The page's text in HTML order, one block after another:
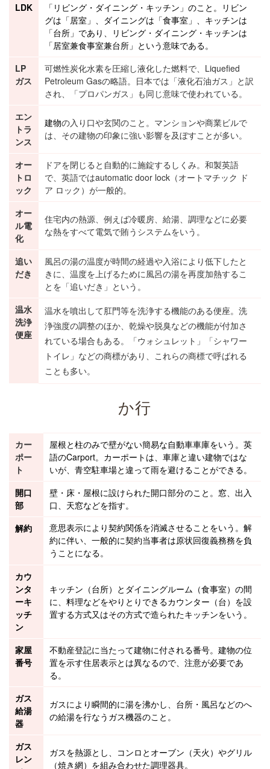
LDK
「リビング・ダイニング・キッチン」のこと。リビン
グは「居室 」、ダイニングは「食事室」、キッチンは
「台所」であり、リビング・ダイニング・キッチンは
「居室兼食事室兼台所」という意味である。
LP
ガス
可燃性炭化水素を圧縮し液化した燃料で、Liquefied
Petroleum Gasの略語。日本では「液化石油ガス」と訳
され、「プロパンガス」も同じ意味で使われている。
エン
トラ
ンス
建物の入り口や玄関のこと。マンションや商業ビルで
は、その建物の印象に強い影響を及ぼすことが多い。
オー
トロ
ック
ドアを閉じると自動的に施錠するしくみ。和製英語
で、英語ではautomatic door lock（オートマチック ド
ア ロック）が一般的。
オー
ル電
化
住宅内の熱源、例えば冷暖房、給湯、調理などに必要
な熱をすべて電気で賄うシステムをいう。
追い
だき
風呂の湯の温度が時間の経過や入浴により低下したと
きに、温度を上げるために風呂の湯を再度加熱するこ
とを「追いだき」という。
温水
洗浄
便座
温水を噴出して肛門等を洗浄する機能のある便座。洗
浄強度の調整のほか、乾燥や脱臭などの機能が付加さ
れている場合もある。「ウォシュレット」「シャワー
トイレ」などの商標があり、これらの商標で呼ばれる
ことも多い。
か行
カー
ポー
ト
屋根と柱のみで壁がない簡易な自動車車庫をいう。英
語のCarport。カーポートは、車庫と違い建物ではな
いが、青空駐車場と違って雨を避けることができる。
開口
部
壁・床・屋根に設けられた開口部分のこと。窓、出入
口、 天窓などを指す。
解約
意思表示により契約関係を消滅させることをいう。解
約に伴い、一般的に契約当事者は原状回復義務務を負
うことになる。
カウ
ンタ
ーキ
ッチ
ン
キッチン（台所）とダイニングルーム（食事室）の間
に、料理などをやりとりできるカウンター（台）を設
置する方式又はその方式で造られたキッチンをいう。
家屋
番号
不動産登記に当たって建物に付される番号。建物の位
置を示す住居表示とは異なるので、注意が必要であ
る。
ガス
給湯
器
ガスにより瞬間的に湯を沸かし、台所・風呂などのへ
の給湯を行なうガス機器のこと。
ガス
レン
ガスを熱源とし、 コンロ とオーブン（天火）やグリル
（焼き網）を組み合わせた調理器具。